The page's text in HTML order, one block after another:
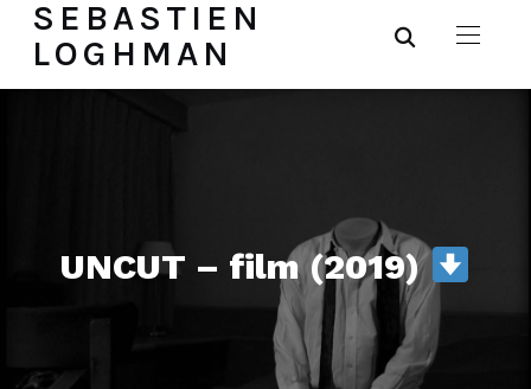
SEBASTIEN
LOGHMAN
UNCUT – film (2019)